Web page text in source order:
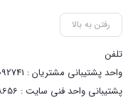
رفتن به بالا
تلفن
پشتیبانی واحد فنی سایت : 09058048656